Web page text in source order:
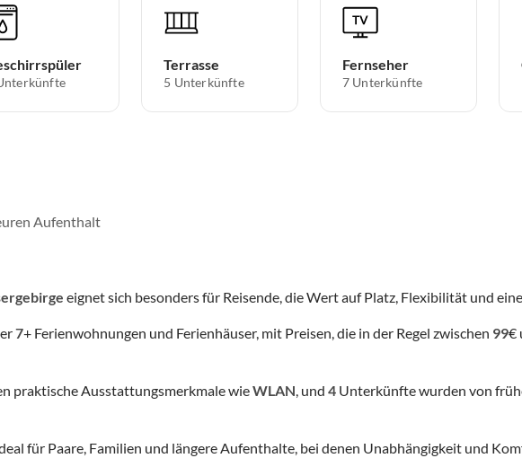
Terrasse
5 Unterkünfte
Fernseher
7 Unterkünfte
Aufenthalt
eignet sich besonders für Reisende, die Wert auf Platz, Flexibilität und
7+ Ferienwohnungen und Ferienhäuser, mit Preisen, die in der Regel zwischen 99€
praktische Ausstattungsmerkmale wieWLAN, und 4 Unterkünfte wurden von
für Paare, Familien und längere Aufenthalte, bei denen Unabhängigkeit und